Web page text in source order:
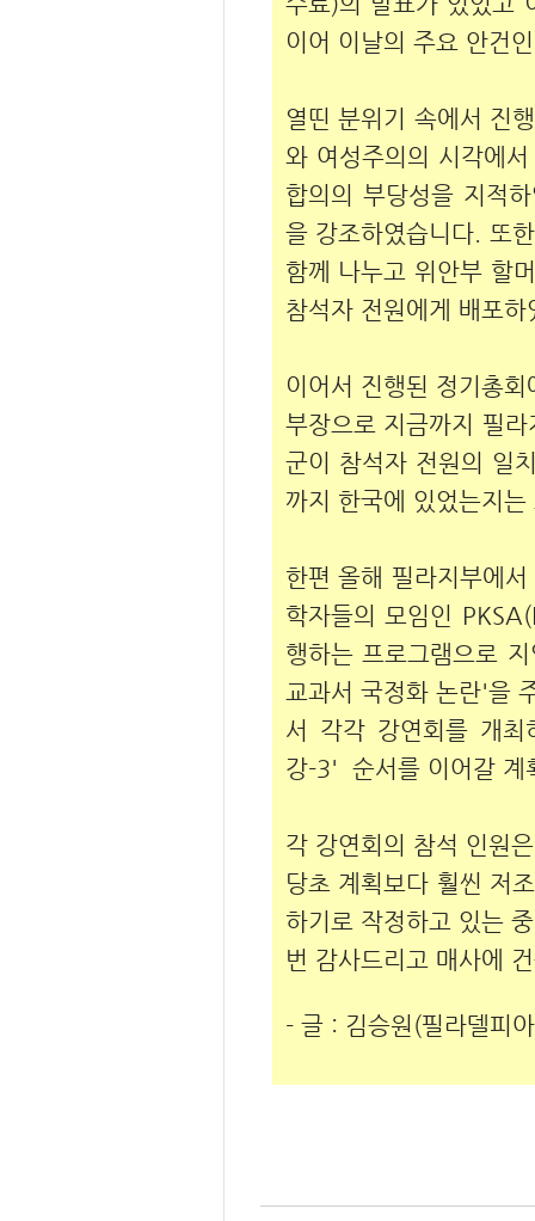
이어 이날의 주요 안건
열띤 분위기 속에서 진
와 여성주의의 시각에
합의의 부당성을 지적
을 강조하였습니다. 또
함께 나누고 위안부 할
참석자 전원에게 배포하
이어서 진행된 정기총
부장으로 지금까지 필
군이 참석자 전원의 일
까지 한국에 있었는지
한편 올해 필라지부에
학자들의 모임인
행하는 프로그램으로
교과서 국정화 논란'을
서 각각 강연회를 개
강-3' 순서를 이어갈 계
각 강연회의 참석 인원
당초 계획보다 훨씬 저
하기로 작정하고 있는
번 감사드리고 매사에
- 글 : 김승원(필라델피